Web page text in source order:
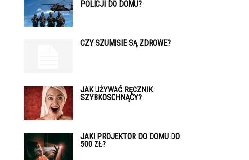
POLICJI DO DOMU?
CZY SZUMISIE SĄ ZDROWE?
JAK UŻYWAĆ RĘCZNIK
SZYBKOSCHNĄCY?
JAKI PROJEKTOR DO DOMU DO
500 ZŁ?